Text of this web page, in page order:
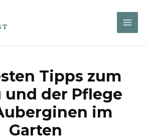
Main
Tipps zum
und der Pflege
im
Garten